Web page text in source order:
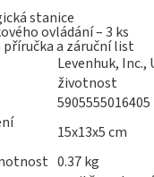
stanice
ovládání – 3 ks
a záruční list
Levenhuk, Inc.,
životnost
5905555016405
15x13x5 cm
0.37 kg